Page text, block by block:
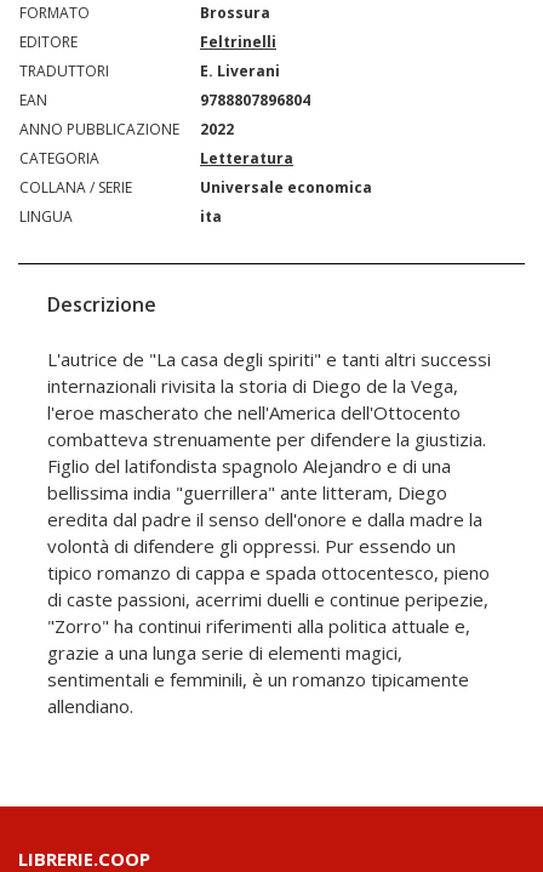
FORMATO
Brossura
EDITORE
Feltrinelli
TRADUTTORI
E. Liverani
EAN
9788807896804
ANNO PUBBLICAZIONE
2022
CATEGORIA
Letteratura
COLLANA / SERIE
Universale economica
LINGUA
ita
Descrizione
L'autrice de "La casa degli spiriti" e tanti altri successi
internazionali rivisita la storia di Diego de la Vega,
l'eroe mascherato che nell'America dell'Ottocento
combatteva strenuamente per difendere la giustizia.
Figlio del latifondista spagnolo Alejandro e di una
bellissima india "guerrillera" ante litteram, Diego
eredita dal padre il senso dell'onore e dalla madre la
volontà di difendere gli oppressi. Pur essendo un
tipico romanzo di cappa e spada ottocentesco, pieno
di caste passioni, acerrimi duelli e continue peripezie,
"Zorro" ha continui riferimenti alla politica attuale e,
grazie a una lunga serie di elementi magici,
sentimentali e femminili, è un romanzo tipicamente
allendiano.
LIBRERIE.COOP